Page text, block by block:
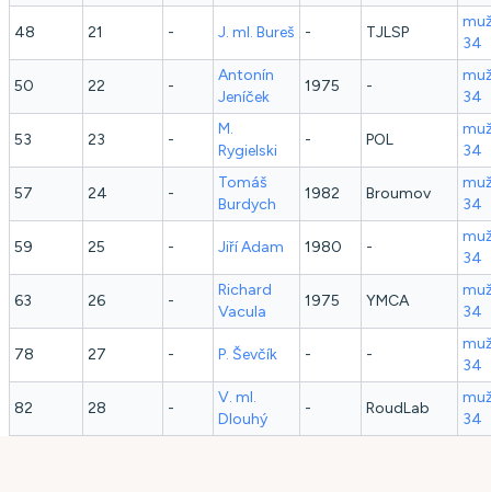
48 21 - J. ml. Bureš - TJLSP
34
50 22 -
Antonín
Jeníček
1975 -
34
53 23 -
M.
Rygielski
- POL
34
57 24 -
Tomáš
Burdych
1982 Broumov
34
59 25 - JiříAdam 1980 -
34
63 26 -
Richard
Vacula
1975 YMCA
34
78 27 - P. Ševčík - -
34
82 28 -
V. ml.
Dlouhý
- RoudLab
34